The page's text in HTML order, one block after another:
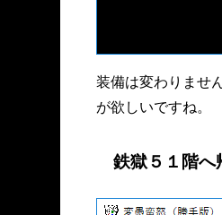
装備は変わりませ
が欲しいですね。
鉄獄５１階へ